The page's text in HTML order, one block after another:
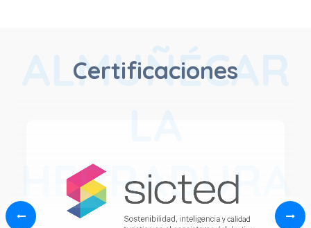
Certificaciones
ALMUÑÉCAR
HERRADURA